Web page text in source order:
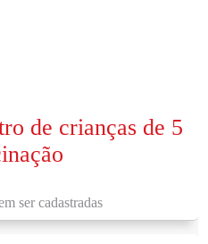
de crianças de 5
ser cadastradas